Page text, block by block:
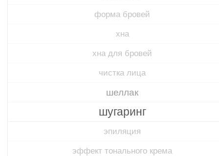
форма бровей
хна
хна для бровей
чистка лица
шеллак
шугаринг
эпиляция
эффект тонального крема